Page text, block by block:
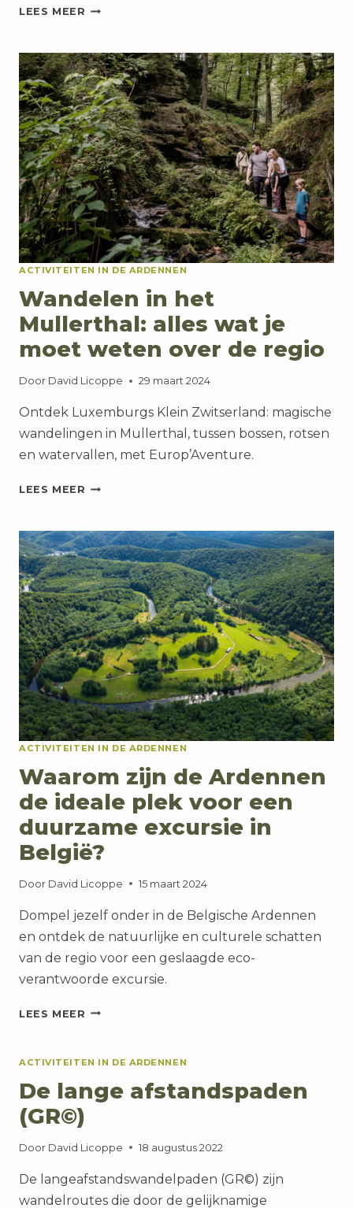
LEES MEER EUROP’AVENTURE
VAN
DE
ATR
VERENIGING
“AGIR
POUR
UN
TOURISME
RESPONSABLE”
(HANDELEN
VOOR
VERANTWOORD
TOERISME)
EN
HEEFT
HET
TRAVELIFE
ACTIVITEITEN IN DE ARDENNEN
Wandelen in het
Mullerthal: alles wat je
moet weten over de regio
Door David Licoppe 29 maart 2024
Ontdek Luxemburgs Klein Zwitserland: magische
wandelingen in Mullerthal, tussen bossen, rotsen
en watervallen, met Europ’Aventure.
LEES MEER WANDELEN
MULLERTHAL:
ALLES
WAT
JE
MOET
WETEN
OVER
DE
REGIO
ACTIVITEITEN IN DE ARDENNEN
Waarom zijn de Ardennen
de ideale plek voor een
duurzame excursie in
België?
Door David Licoppe 15 maart 2024
Dompel jezelf onder in de Belgische Ardennen
en ontdek de natuurlijke en culturele schatten
van de regio voor een geslaagde eco-
verantwoorde excursie.
LEES MEER WAAROM
ARDENNEN
IDEALE
EEN
EXCURSIE
ACTIVITEITEN IN DE ARDENNEN
De lange afstandspaden
(GR©)
Door David Licoppe 18 augustus 2022
De langeafstandswandelpaden (GR©) zijn
wandelroutes die door de gelijknamige